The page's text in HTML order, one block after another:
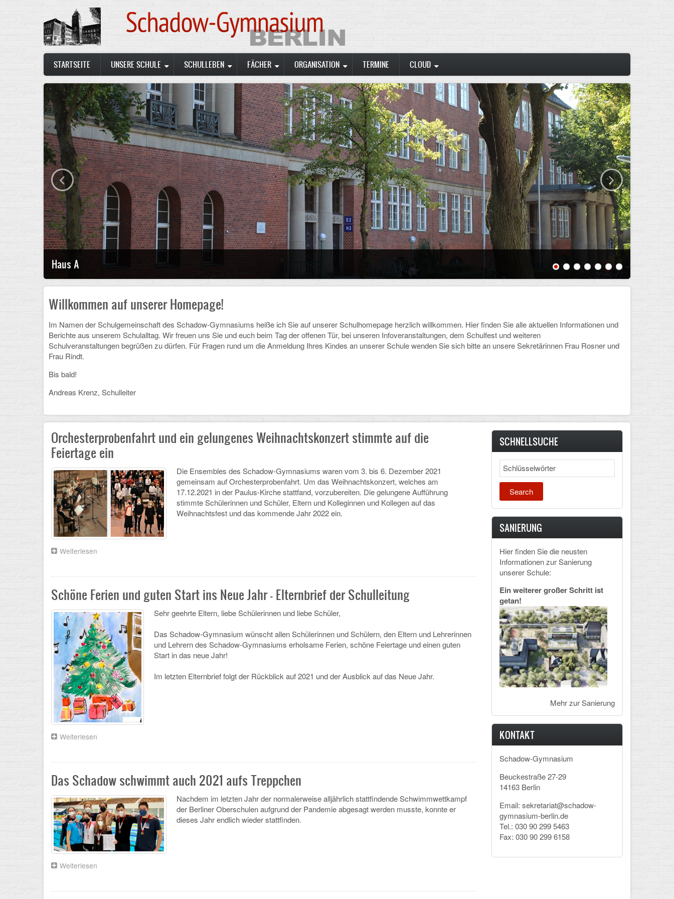
Main
navigation
STARTSEITE UNSERE SCHULE SCHULLEBEN FÄCHER ORGANISATION TERMINE CLOUD
Haus A
Willkommen auf unserer Homepage!
Im Namen der Schulgemeinschaft des Schadow-Gymnasiums heiße ich Sie auf unserer Schulhomepage herzlich willkommen. Hier finden Sie alle aktuellen Informationen und
Berichte aus unserem Schulalltag. Wir freuen uns Sie und euch beim Tag der offenen Tür, bei unseren Infoveranstaltungen, dem Schulfest und weiteren
Schulveranstaltungen begrüßen zu dürfen. Für Fragen rund um die Anmeldung Ihres Kindes an unserer Schule wenden Sie sich bitte an unsere Sekretärinnen Frau Rosner und
Frau Rindt.
Bis bald!
Andreas Krenz, Schulleiter
Orchesterprobenfahrt und ein gelungenes Weihnachtskonzert stimmte auf die
Feiertage ein
Die Ensembles des Schadow-Gymnasiums waren vom 3. bis 6. Dezember 2021
gemeinsam auf Orchesterprobenfahrt. Um das Weihnachtskonzert, welches am
17.12.2021 in der Paulus-Kirche stattfand, vorzubereiten. Die gelungene Aufführung
stimmte Schülerinnen und Schüler, Eltern und Kolleginnen und Kollegen auf das
Weihnachtsfest und das kommende Jahr 2022 ein.
Weiterlesen
ein
gelungenes
Weihnachtskonzert
stimmte
auf
die
Feiertage
ein
Schöne Ferien und guten Start ins Neue Jahr - Elternbrief der Schulleitung
Sehr geehrte Eltern, liebe Schülerinnen und liebe Schüler,
Das Schadow-Gymnasium wünscht allen Schülerinnen und Schülern, den Eltern und Lehrerinnen
und Lehrern des Schadow-Gymnasiums erholsame Ferien, schöne Feiertage und einen guten
Start in das neue Jahr!
Im letzten Elternbrief folgt der Rückblick auf 2021 und der Ausblick auf das Neue Jahr.
Weiterlesen
und
guten
Start
ins
Neue
Jahr
-
Elternbrief
der
Schulleitung
Das Schadow schwimmt auch 2021 aufs Treppchen
Nachdem im letzten Jahr der normalerweise alljährlich stattfindende Schwimmwettkampf
der Berliner Oberschulen aufgrund der Pandemie abgesagt werden musste, konnte er
dieses Jahr endlich wieder stattfinden.
Weiterlesen
schwimmt
SCHNELLSUCHE
Search
SANIERUNG
Hier finden Sie die neusten
Informationen zur Sanierung
unserer Schule:
Ein weiterer großer Schritt ist
getan!
Mehr zur Sanierung
KONTAKT
Schadow-Gymnasium
Beuckestraße 27-29
14163 Berlin
Email: sekretariat@schadow-
gymnasium-berlin.de
Tel.: 030 90 299 5463
Fax: 030 90 299 6158